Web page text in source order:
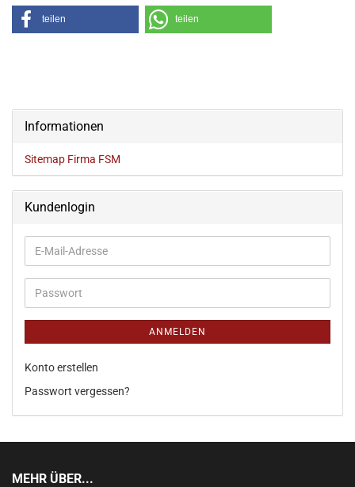
teilen teilen
Informationen
Sitemap Firma FSM
Kundenlogin
ANMELDEN
Konto erstellen
Passwort vergessen?
MEHR ÜBER...